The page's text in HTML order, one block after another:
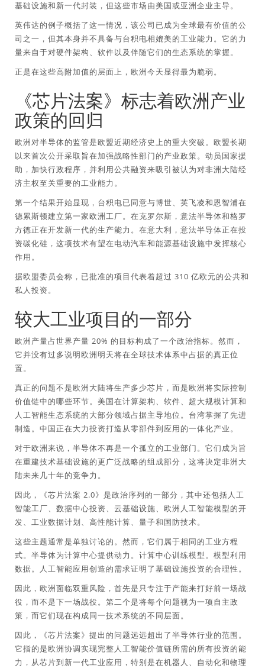
基础设施和新一代封装，但这些市场由美国或亚洲企业主导。
英伟达的例子概括了这一情况，该公司已成为全球最有价值的公
司之一，但其本身并不具备与台积电相媲美的工业能力。它的力
量来自于对硬件架构、软件以及伴随它们的生态系统的掌握。
正是在这些高附加值的层面上，欧洲今天显得最为脆弱。
《芯片法案》标志着欧洲产业
政策的回归
欧洲对半导体的监管是欧盟近期经济史上的重大突破。欧盟长期
以来首次公开采取旨在加强战略性部门的产业政策。动员国家援
助，加快行政程序，并利用公共融资来吸引被认为对非洲大陆经
济主权至关重要的工业能力。
第一个结果开始显现，台积电已同意与博世、英飞凌和恩智浦在
德累斯顿建立第一家欧洲工厂。在克罗尔斯，意法半导体和格罗
方德正在开发新一代的生产能力。在意大利，意法半导体正在投
资碳化硅，这项技术有望在电动汽车和能源基础设施中发挥核心
作用。
据欧盟委员会称，已批准的项目代表着超过 310 亿欧元的公共和
私人投资。
较大工业项目的一部分
欧洲产量占世界产量 20% 的目标构成了一个政治指标。然而，
它并没有过多说明欧洲明天将在全球技术体系中占据的真正位
置。
真正的问题不是欧洲大陆将生产多少芯片，而是欧洲将实际控制
价值链中的哪些环节。美国在计算架构、软件、超大规模计算和
人工智能生态系统的大部分领域占据主导地位。台湾掌握了先进
制造。中国正在大力投资打造从零部件到应用的一体化产业。
对于欧洲来说，半导体不再是一个孤立的工业部门。它们成为旨
在重建技术基础设施的更广泛战略的组成部分，这将决定非洲大
陆未来几十年的竞争力。
因此，《芯片法案 2.0》是政治序列的一部分，其中还包括人工
智能工厂、数据中心投资、云基础设施、欧洲人工智能模型的开
发、工业数据计划、高性能计算、量子和国防技术。
这些主题通常是单独讨论的。然而，它们属于相同的工业方程
式。半导体为计算中心提供动力。计算中心训练模型。模型利用
数据。人工智能应用创造的需求证明了基础设施投资的合理性。
因此，欧洲面临双重风险，首先是只专注于产能来打好前一场战
役，而不是下一场战役。第二个是将每个问题视为一项自主政
策，而它们现在构成同一技术系统的不同层面。
因此，《芯片法案》提出的问题远远超出了半导体行业的范围。
它指的是欧洲协调实现完整人工智能价值链所需的所有投资的能
力，从芯片到新一代工业应用，特别是在机器人、自动化和物理